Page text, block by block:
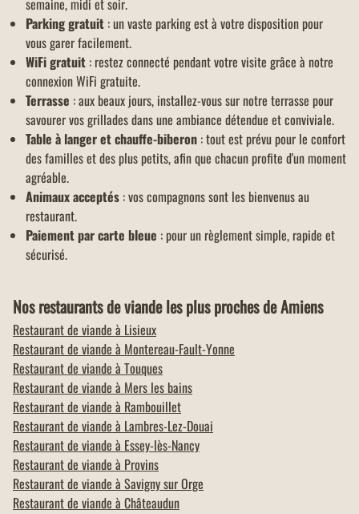
semaine, midi et soir.
Parking gratuit : un vaste parking est à votre disposition pour
vous garer facilement.
WiFi gratuit : restez connecté pendant votre visite grâce à notre
connexion WiFi gratuite.
Terrasse : aux beaux jours, installez-vous sur notre terrasse pour
savourer vos grillades dans une ambiance détendue et conviviale.
Table à langer et chauffe-biberon : tout est prévu pour le confort
des familles et des plus petits, afin que chacun profite d'un moment
agréable.
Animaux acceptés : vos compagnons sont les bienvenus au
restaurant.
Paiement par carte bleue : pour un règlement simple, rapide et
sécurisé.
Nos restaurants de viande les plus proches de Amiens
Restaurant de viande à Lisieux
Restaurant de viande à Montereau-Fault-Yonne
Restaurant de viande à Touques
Restaurant de viande à Mers les bains
Restaurant de viande à Rambouillet
Restaurant de viande à Lambres-Lez-Douai
Restaurant de viande à Essey-lès-Nancy
Restaurant de viande à Provins
Restaurant de viande à Savigny sur Orge
Restaurant de viande à Châteaudun